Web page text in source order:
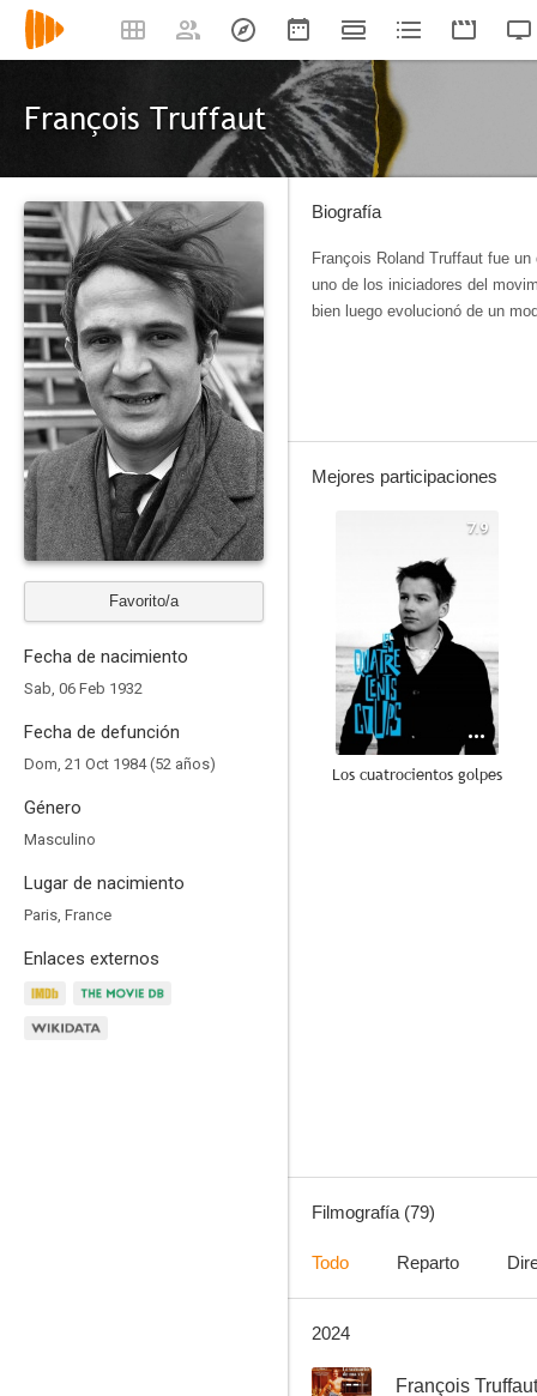
François Truffaut
Favorito/a
Fecha de nacimiento
Sab, 06 Feb 1932
Fecha de defunción
Dom, 21 Oct 1984 (52 años)
Género
Masculino
Lugar de nacimiento
Paris, France
Enlaces externos
Biografía
François Roland Truffaut fue
uno de los iniciadores del
bien luego evolucionó de un
Mejores participaciones
7.9
Los cuatrocientos golpes
8.0
Filmografía (79)
Todo Reparto
2024
-- François